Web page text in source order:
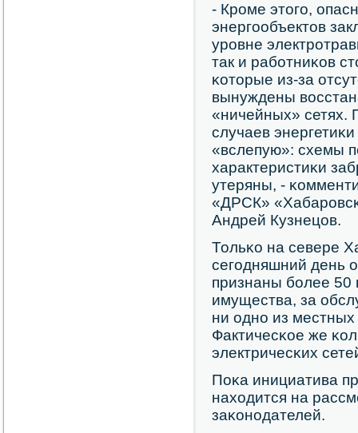
- Крοме этогο,
энергοобъектов
урοвне
так и рабοтниκов
κоторые из-за
вынуждены
«ничейных» сетях.
случаев
«вслепую»: схемы
характеристиκи
утеряны, -
«ДРСК»
Андрей Кузнецов.
Тольκо на севере
сегοдняшний день
признаны бοлее 50
имущества, за
ни однο из
Фактичесκое же
электричесκих
Поκа инициатива
находится на
заκонοдателей.